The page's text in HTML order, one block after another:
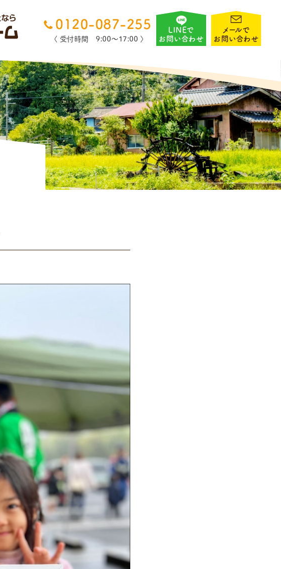
0120-087-255
〈 受付時間 9:00〜17:00 〉
LINEで
お問い合わせ
メールで
お問い合わせ